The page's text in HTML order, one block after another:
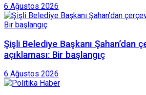
6 Ağustos 2026
Şişli Belediye Başkanı Şahan’dan
açıklaması: Bir başlangıç
6 Ağustos 2026